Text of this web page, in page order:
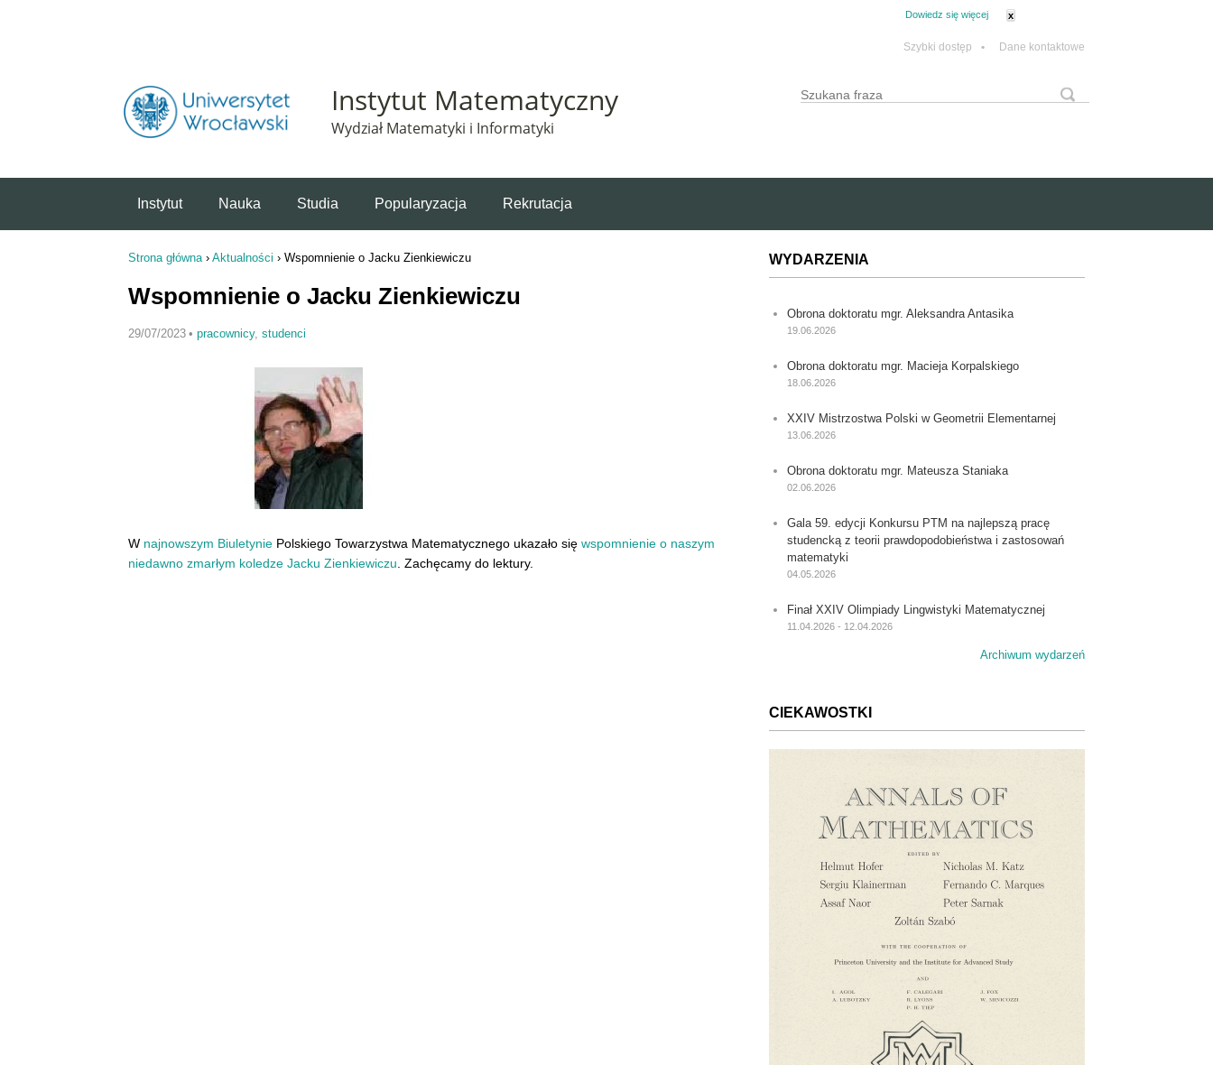
Dowiedz się więcej x
Szybki dostęp • Dane kontaktowe
Instytut Matematyczny
Wydział Matematyki i Informatyki
Formularz wyszukiwania
Wyszukaj
Instytut Nauka Studia Popularyzacja Rekrutacja
Strona główna› Aktualności › Wspomnienie o Jacku Zienkiewiczu
Wspomnienie o Jacku Zienkiewiczu
29/07/2023 • pracownicy, studenci
W najnowszym Biuletynie Polskiego Towarzystwa Matematycznego ukazało się wspomnienie o naszym
niedawno zmarłym koledze Jacku Zienkiewiczu . Zachęcamy do lektury.
WYDARZENIA
Obrona doktoratu mgr. Aleksandra Antasika
19.06.2026
Obrona doktoratu mgr. Macieja Korpalskiego
18.06.2026
XXIV Mistrzostwa Polski w Geometrii Elementarnej
13.06.2026
Obrona doktoratu mgr. Mateusza Staniaka
02.06.2026
Gala 59. edycji Konkursu PTM na najlepszą pracę
studencką z teorii prawdopodobieństwa i zastosowań
matematyki
04.05.2026
Finał XXIV Olimpiady Lingwistyki Matematycznej
11.04.2026 - 12.04.2026
Archiwum wydarzeń
CIEKAWOSTKI